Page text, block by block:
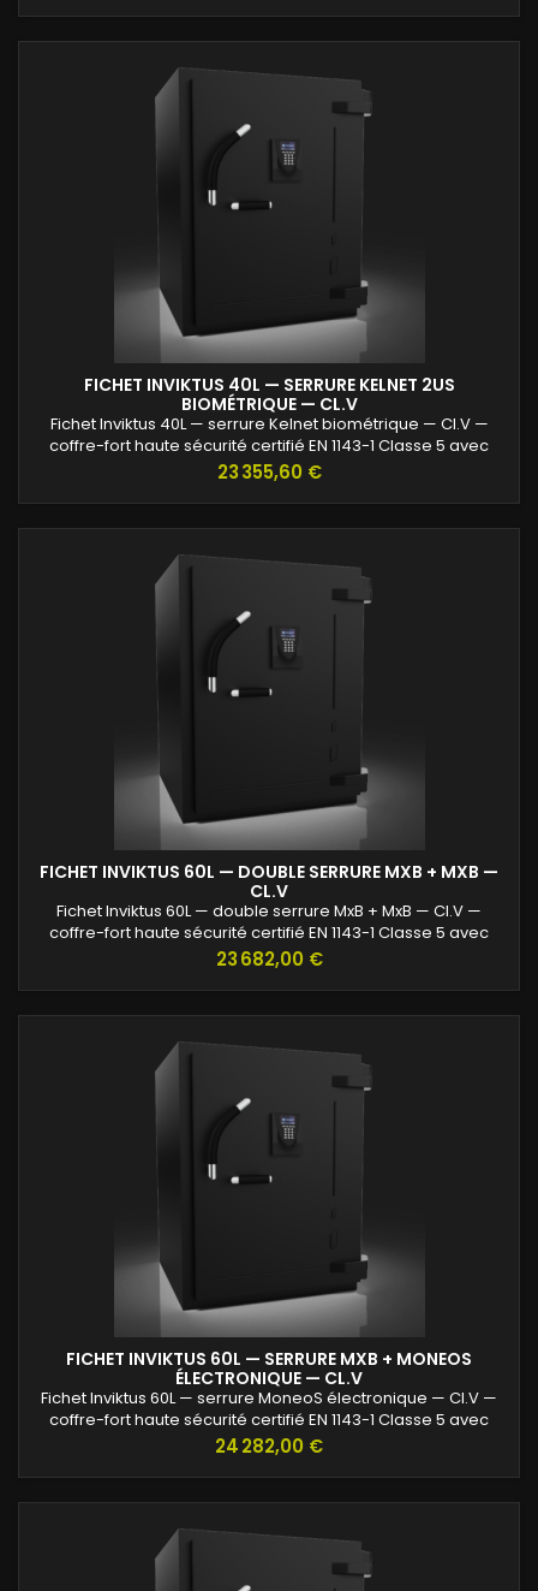
FICHET INVIKTUS 40L — SERRURE KELNET 2US
BIOMÉTRIQUE — CL.V
Fichet Inviktus 40L — serrure Kelnet biométrique — Cl.V —
coffre-fort haute sécurité certifié EN 1143-1 Classe 5 avec
protection renforcée contre l’effraction et valeurs assurables
Prix
23 355,60 €
FICHET INVIKTUS 60L — DOUBLE SERRURE MXB + MXB —
CL.V
Fichet Inviktus 60L — double serrure MxB + MxB — Cl.V —
coffre-fort haute sécurité certifié EN 1143-1 Classe 5 avec
protection renforcée contre l’effraction et valeurs assurables
Prix
23 682,00 €
FICHET INVIKTUS 60L — SERRURE MXB + MONEOS
ÉLECTRONIQUE — CL.V
Fichet Inviktus 60L — serrure MoneoS électronique — Cl.V —
coffre-fort haute sécurité certifié EN 1143-1 Classe 5 avec
protection renforcée contre l’effraction et valeurs assurables
Prix
24 282,00 €